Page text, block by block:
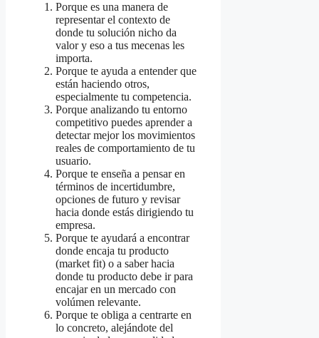
Porque es una manera de
representar el contexto de
donde tu solución nicho da
valor y eso a tus mecenas les
importa.
Porque te ayuda a entender que
están haciendo otros,
especialmente tu competencia.
Porque analizando tu entorno
competitivo puedes aprender a
detectar mejor los movimientos
reales de comportamiento de tu
usuario.
Porque te enseña a pensar en
términos de incertidumbre,
opciones de futuro y revisar
hacia donde estás dirigiendo tu
empresa.
Porque te ayudará a encontrar
donde encaja tu producto
(market fit) o a saber hacia
donde tu producto debe ir para
encajar en un mercado con
volúmen relevante.
Porque te obliga a centrarte en
lo concreto, alejándote del